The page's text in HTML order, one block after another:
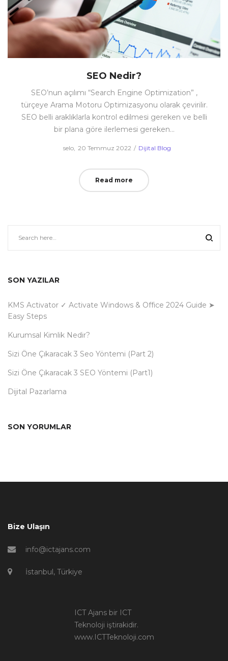
SEO Nedir?
SEO’nun açılımı “Search Engine Optimization” ,
türçeye Arama Motoru Optimizasyonu olarak çevirilir.
SEO belli araklıklarla kontrol edilmesi gereken ve belli
bir plana göre ilerlemesi gereken…
byselo Posted
20 Temmuz 2022
Posted
Dijital Blog
Read more
SON YAZILAR
KMS Activator ✓ Activate Windows & Office 2024 Guide ➤
Easy Steps
Kurumsal Kimlik Nedir?
Sizi Öne Çıkaracak 3 Seo Yöntemi (Part 2)
Sizi Öne Çıkaracak 3 SEO Yöntemi (Part1)
Dijital Pazarlama
SON YORUMLAR
Bize Ulaşın
info@ictajans.com
İstanbul, Türkiye
ICT Ajans bir ICT
Teknoloji iştirakidir.
www.ICTTeknoloji.com